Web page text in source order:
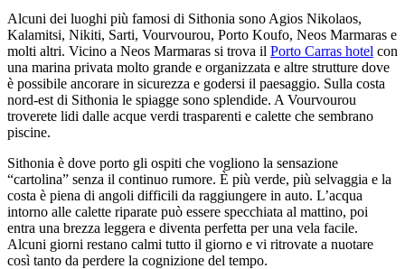
Alcuni dei luoghi più famosi di Sithonia sono Agios Nikolaos,
Kalamitsi, Nikiti, Sarti, Vourvourou, Porto Koufo, Neos Marmaras e
molti altri. Vicino a Neos Marmaras si trova il Porto Carras hotel con
una marina privata molto grande e organizzata e altre strutture dove
è possibile ancorare in sicurezza e godersi il paesaggio. Sulla costa
nord-est di Sithonia le spiagge sono splendide. A Vourvourou
troverete lidi dalle acque verdi trasparenti e calette che sembrano
piscine.
Sithonia è dove porto gli ospiti che vogliono la sensazione
“cartolina” senza il continuo rumore. È più verde, più selvaggia e la
costa è piena di angoli difficili da raggiungere in auto. L’acqua
intorno alle calette riparate può essere specchiata al mattino, poi
entra una brezza leggera e diventa perfetta per una vela facile.
Alcuni giorni restano calmi tutto il giorno e vi ritrovate a nuotare
così tanto da perdere la cognizione del tempo.